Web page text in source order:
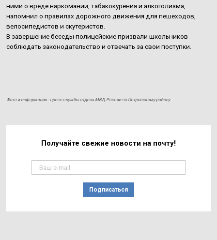
ними о вреде наркомании, табакокурения и алкоголизма,
напомнил о правилах дорожного движения для пешеходов,
велосипедистов и скутеристов.
В завершение беседы полицейские призвали школьников
соблюдать законодательство и отвечать за свои поступки.
Фото и информация - пресс-службы отдела МВД России по Петровскому району
Получайте свежие новости на почту!
Подписаться